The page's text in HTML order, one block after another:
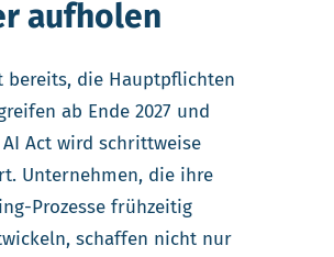
aufholen
bereits, die Hauptpflichten
ab Ende 2027 und
Act wird schrittweise
Unternehmen, die ihre
Prozesse frühzeitig
schaffen nicht nur